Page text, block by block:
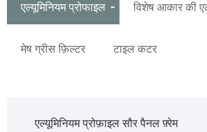
एल्यूमिनियम प्रोफाइल विशेष आकार की
मेष ग्रीस फ़िल्टर टाइल कटर
एल्यूमिनियम प्रोफ़ाइल सौर पैनल फ़्रेम